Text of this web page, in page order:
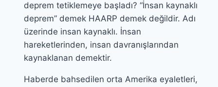
deprem tetiklemeye başladı? “İnsan kaynaklı
deprem” demek HAARP demek değildir. Adı
üzerinde insan kaynaklı. İnsan
hareketlerinden, insan davranışlarından
kaynaklanan demektir.
Haberde bahsedilen orta Amerika eyaletleri,